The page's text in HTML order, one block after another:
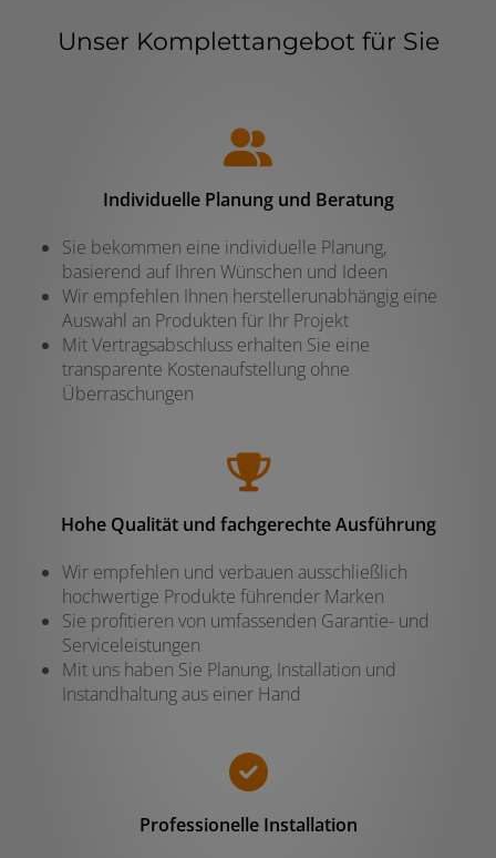
Unser Komplettangebot für Sie
Individuelle Planung und Beratung
Sie bekommen eine individuelle Planung,
basierend auf Ihren Wünschen und Ideen
Wir empfehlen Ihnen herstellerunabhängig eine
Auswahl an Produkten für Ihr Projekt
Mit Vertragsabschluss erhalten Sie eine
transparente Kostenaufstellung ohne
Überraschungen
Hohe Qualität und fachgerechte Ausführung
Wir empfehlen und verbauen ausschließlich
hochwertige Produkte führender Marken
Sie profitieren von umfassenden Garantie- und
Serviceleistungen
Mit uns haben Sie Planung, Installation und
Instandhaltung aus einer Hand
Professionelle Installation